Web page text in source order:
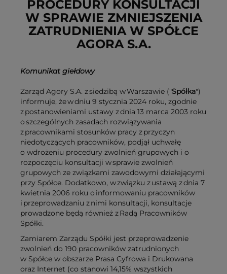
USUŃ ZE SCHOWKA
PROCEDURY KONSULTACJI
W SPRAWIE ZMNIEJSZENIA
ZATRUDNIENIA W SPÓŁCE
AGORA S.A.
Komunikat giełdowy
Zarząd Agory S.A. z siedzibą w Warszawie ("Spółka")
informuje, że w dniu 9 stycznia 2024 roku, zgodnie
z postanowieniami ustawy z dnia 13 marca 2003 roku
o szczególnych zasadach rozwiązywania
z pracownikami stosunków pracy z przyczyn
niedotyczących pracowników, podjął uchwałę
o wdrożeniu procedury zwolnień grupowych i o
rozpoczęciu konsultacji w sprawie zwolnień
grupowych ze związkami zawodowymi działającymi
przy Spółce. Dodatkowo, w związku z ustawą z dnia 7
kwietnia 2006 roku o informowaniu pracowników
i przeprowadzaniu z nimi konsultacji, konsultacje
prowadzone będą również z Radą Pracowników
Spółki.
Zamiarem Zarządu Spółki jest przeprowadzenie
zwolnień do 190 pracowników zatrudnionych
w Spółce w obszarze Prasa Cyfrowa i Drukowana
oraz Internet (co stanowi 14,15% wszystkich